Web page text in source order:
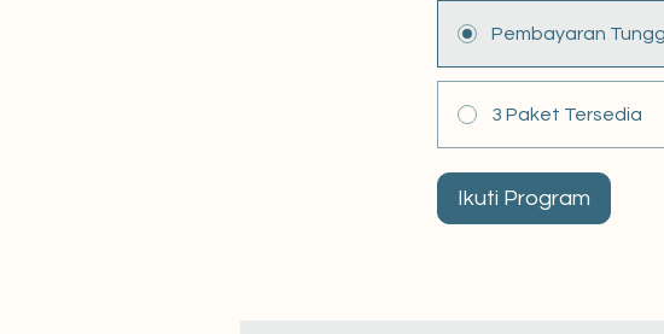
Pembayaran
3 Paket Tersedia
Ikuti Program